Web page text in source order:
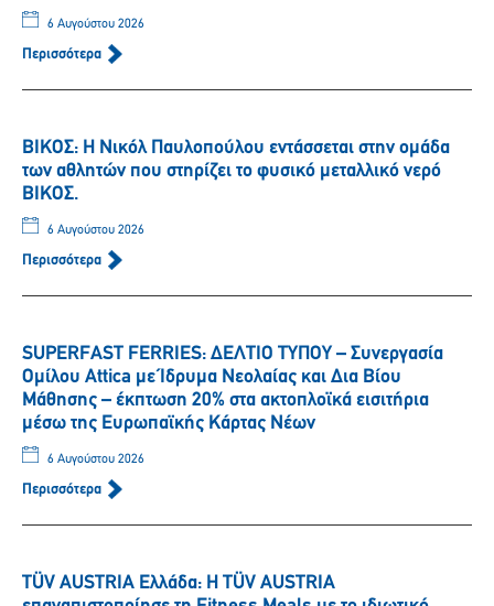
6 Αυγούστου 2026
Περισσότερα
ΒΙΚΟΣ: Η Νικόλ Παυλοπούλου εντάσσεται στην ομάδα
των αθλητών που στηρίζει το φυσικό μεταλλικό νερό
ΒΙΚΟΣ.
6 Αυγούστου 2026
Περισσότερα
SUPERFAST FERRIES: ΔΕΛΤΙΟ ΤΥΠΟΥ – Συνεργασία
Ομίλου Attica με Ίδρυμα Νεολαίας και Δια Βίου
Μάθησης – έκπτωση 20% στα ακτοπλοϊκά εισιτήρια
μέσω της Ευρωπαϊκής Κάρτας Νέων
6 Αυγούστου 2026
Περισσότερα
TÜV AUSTRIA Ελλάδα: Η TÜV AUSTRIA